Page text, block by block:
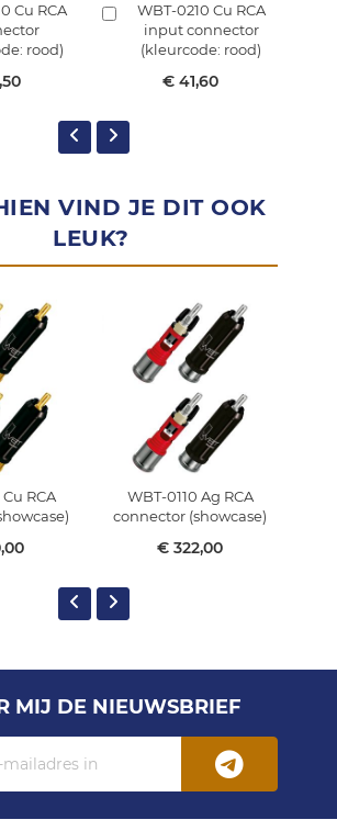
Cu RCA
rood)
WBT-0210 Cu RCA
input connector
(kleurcode: rood)
€ 41,60
winkelmandje
VIND JE DIT OOK
LEUK?
RCA
WBT-0110 Ag RCA
connector (showcase)
€ 322,00
MIJ DE NIEUWSBRIEF